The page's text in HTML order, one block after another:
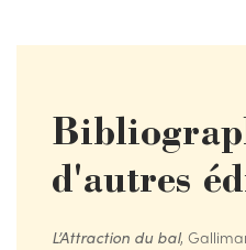
d'autres
L’Attraction du bal,